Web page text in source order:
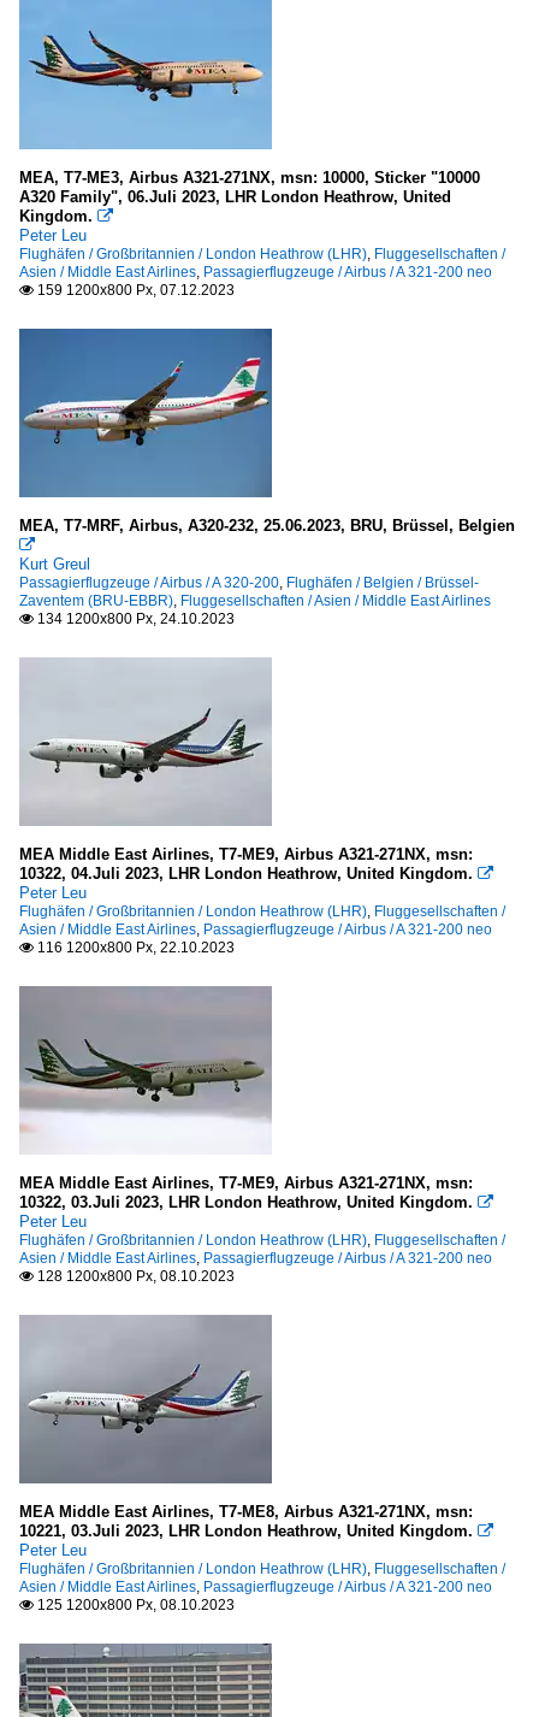
MEA, T7-ME3, Airbus A321-271NX, msn: 10000, Sticker "10000
A320 Family", 06.Juli 2023, LHR London Heathrow, United
Kingdom. 
Peter Leu
Flughäfen / Großbritannien / London Heathrow (LHR), Fluggesellschaften /
Asien / Middle East Airlines, Passagierflugzeuge / Airbus / A 321-200 neo
 159 1200x800 Px, 07.12.2023
MEA, T7-MRF, Airbus, A320-232, 25.06.2023, BRU, Brüssel, Belgien

Kurt Greul
Passagierflugzeuge / Airbus / A 320-200, Flughäfen / Belgien / Brüssel-
Zaventem (BRU-EBBR), Fluggesellschaften / Asien / Middle East Airlines
 134 1200x800 Px, 24.10.2023
MEA Middle East Airlines, T7-ME9, Airbus A321-271NX, msn:
10322, 04.Juli 2023, LHR London Heathrow, United Kingdom. 
Peter Leu
Flughäfen / Großbritannien / London Heathrow (LHR), Fluggesellschaften /
Asien / Middle East Airlines, Passagierflugzeuge / Airbus / A 321-200 neo
 116 1200x800 Px, 22.10.2023
MEA Middle East Airlines, T7-ME9, Airbus A321-271NX, msn:
10322, 03.Juli 2023, LHR London Heathrow, United Kingdom. 
Peter Leu
Flughäfen / Großbritannien / London Heathrow (LHR), Fluggesellschaften /
Asien / Middle East Airlines, Passagierflugzeuge / Airbus / A 321-200 neo
 128 1200x800 Px, 08.10.2023
MEA Middle East Airlines, T7-ME8, Airbus A321-271NX, msn:
10221, 03.Juli 2023, LHR London Heathrow, United Kingdom. 
Peter Leu
Flughäfen / Großbritannien / London Heathrow (LHR), Fluggesellschaften /
Asien / Middle East Airlines, Passagierflugzeuge / Airbus / A 321-200 neo
 125 1200x800 Px, 08.10.2023